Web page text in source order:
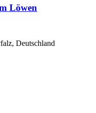
Löwen
Deutschland